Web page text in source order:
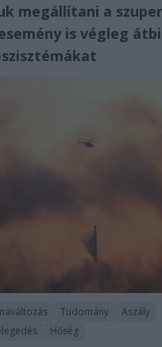
megállítani a
is végleg
Tudomány
Aszály
Hőség